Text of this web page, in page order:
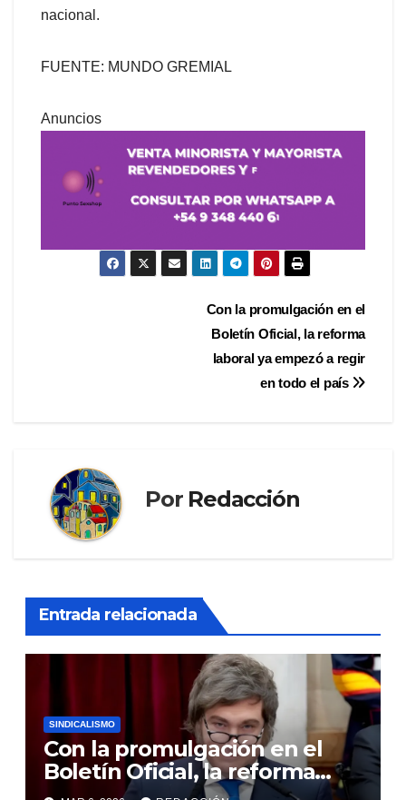
nacional.
FUENTE: MUNDO GREMIAL
Anuncios
Con la promulgación en el
Boletín Oficial, la reforma
laboral ya empezó a regir
en todo el país
Por Redacción
Entrada relacionada
SINDICALISMO
Con la promulgación en el
Boletín Oficial, la reforma
laboral ya empezó a regir en